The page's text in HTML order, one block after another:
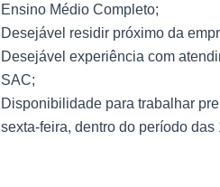
Ensino Médio Completo;
Desejável residir próximo da
Desejável experiência com
SAC;
Disponibilidade para trabalhar
sexta-feira, dentro do período das